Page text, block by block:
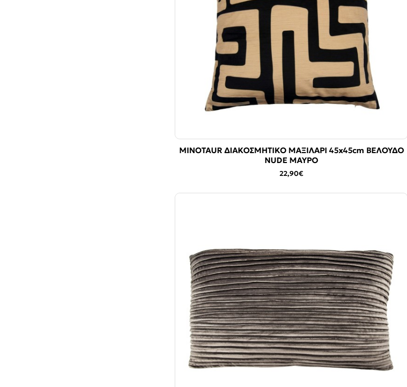
MINOTAUR ΔΙΑΚΟΣΜΗΤΙΚΟ ΜΑΞΙΛΑΡΙ 45x45cm ΒΕΛΟΥΔΟ
NUDE ΜΑΥΡΟ
22,90€